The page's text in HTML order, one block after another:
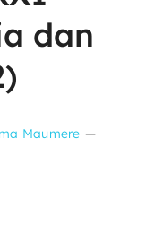
dan
Maumere —